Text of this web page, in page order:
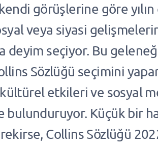
görüşlerine göre
veya siyasi
deyim seçiyor. Bu
Sözlüğü seçimini
etkileri ve sosyal
bulunduruyor. Küçük bir
Collins Sözlüğü